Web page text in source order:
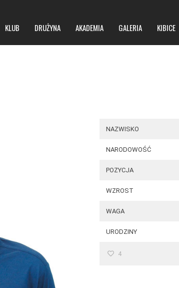
KLUB
Procedura zgłaszania nieprawidłowości
DRUŻYNA AKADEMIA GALERIA KIBICE
NAZWISKO
NARODOWOŚĆ
POZYCJA
WZROST
WAGA
URODZINY
4